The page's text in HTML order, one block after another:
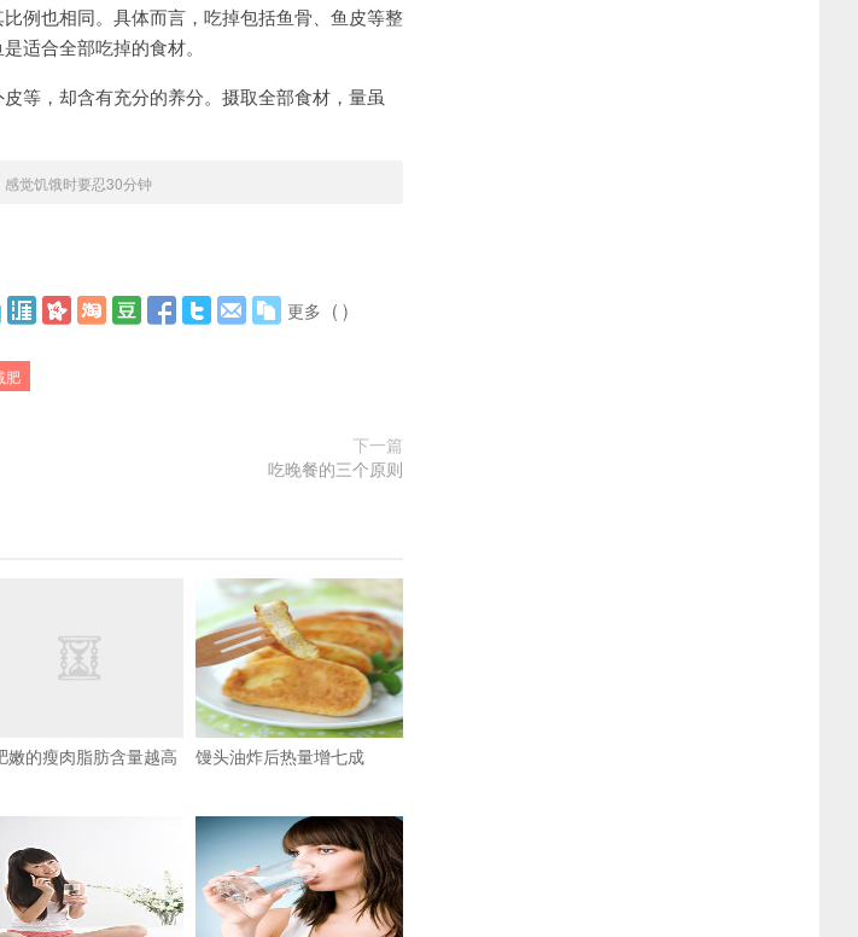
例也相同。具体而言，吃掉包括鱼骨、鱼皮等整
适合全部吃掉的食材。
，却含有充分的养分。摄取全部食材，量虽
感觉饥饿时要忍30分钟
更多 ( )
肥
下一篇
吃晚餐的三个原则
嫩的瘦肉脂肪含量越高 馒头油炸后热量增七成